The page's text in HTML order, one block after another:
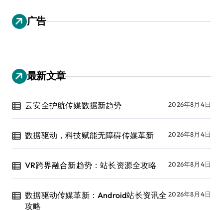
广告
最新文章
云安全护航传媒数据新趋势 2026年8月4日
数据驱动，科技赋能无障碍传媒革新 2026年8月4日
VR跨界融合新趋势：站长资源全攻略 2026年8月4日
数据驱动传媒革新：Android站长资讯全
攻略
2026年8月4日